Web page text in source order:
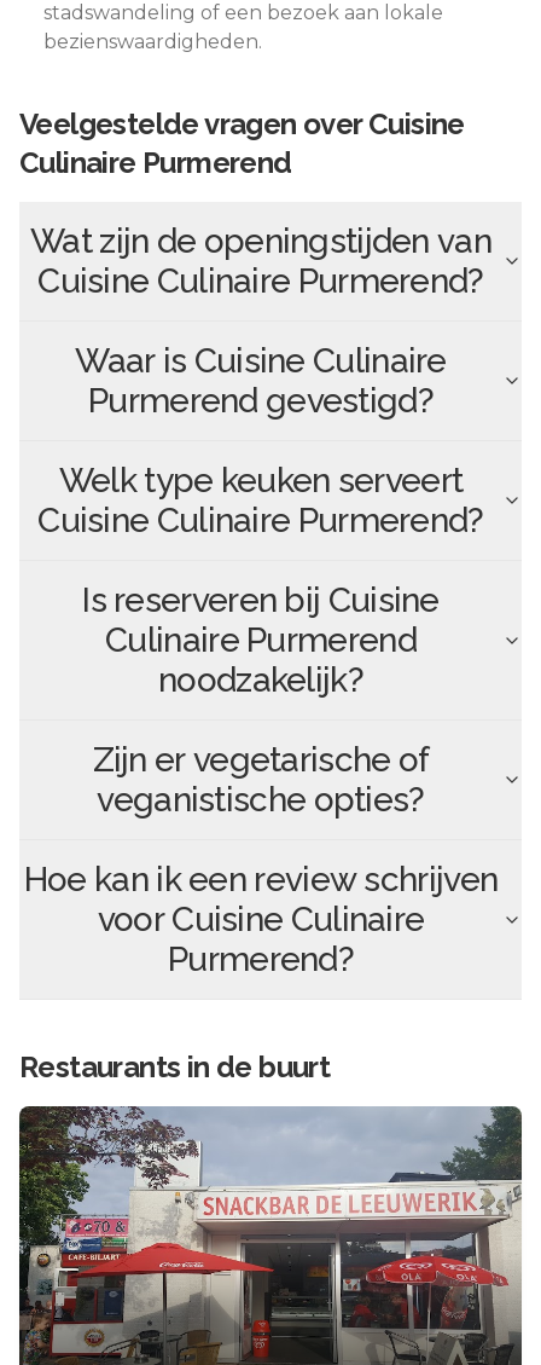
stadswandeling of een bezoek aan lokale
bezienswaardigheden.
Veelgestelde vragen overCuisine
Culinaire Purmerend
Wat zijn de openingstijden van
Cuisine Culinaire Purmerend?
Waar is Cuisine Culinaire
Purmerend gevestigd?
Welk type keuken serveert
Cuisine Culinaire Purmerend?
Is reserveren bij Cuisine
Culinaire Purmerend
noodzakelijk?
Zijn er vegetarische of
veganistische opties?
Hoe kan ik een review schrijven
voorCuisine Culinaire
Purmerend?
Restaurants in de buurt